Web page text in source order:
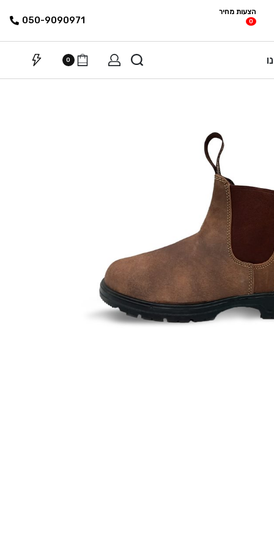
הצעות מחיר
0 פריטים 050-9090971
0